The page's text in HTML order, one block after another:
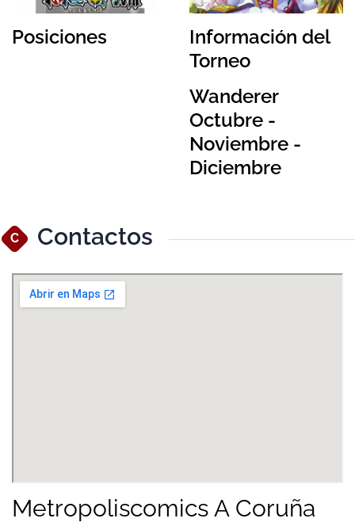
Posiciones
Información del
Torneo
Wanderer
Octubre -
Noviembre -
Diciembre
C Contactos
Metropoliscomics A Coruña